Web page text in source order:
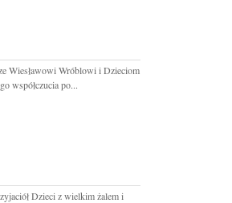
Wiesławowi Wróblowi i Dzieciom
współczucia po...
Dzieci z wielkim żalem i